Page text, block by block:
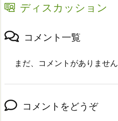
ディスカッション
コメント一覧
まだ、コメントがありません
コメントをどうぞ